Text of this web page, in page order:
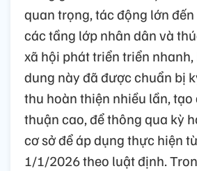
quan trọng, tác động lớn
các tầng lớp nhân dân và
xã hội phát triển triển
dung này đã được chuẩn bị
thu hoàn thiện nhiều lần,
thuận cao, để thông qua kỳ
cơ sở để áp dụng thực hiện
1/1/2026 theo luật định.